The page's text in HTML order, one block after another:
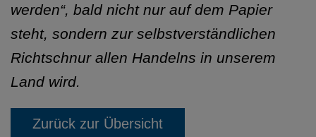
werden“, bald nicht nur auf dem Papier
steht, sondern zur selbstverständlichen
Richtschnur allen Handelns in unserem
Land wird.
Zurück zur Übersicht